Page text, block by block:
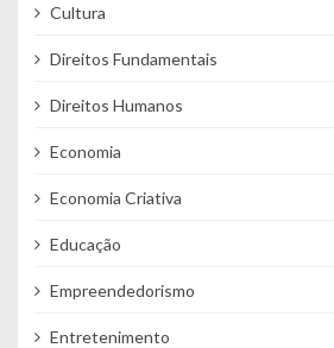
Cultura
Direitos Fundamentais
Direitos Humanos
Economia
Economia Criativa
Educação
Empreendedorismo
Entretenimento